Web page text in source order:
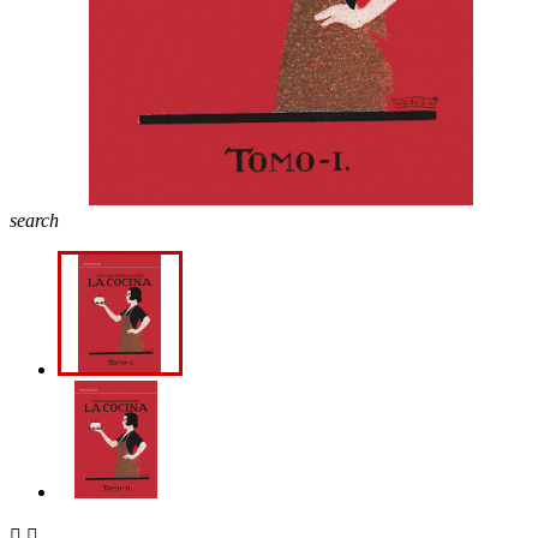
search